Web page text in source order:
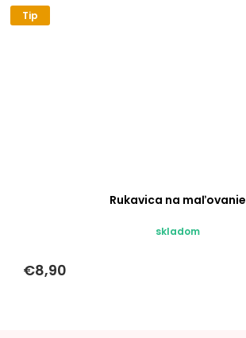
Tip
Rukavica na maľovanie
skladom
€8,90